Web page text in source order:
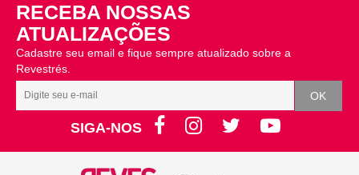
RECEBA NOSSAS
ATUALIZAÇÕES
Cadastre seu email e fique sempre atualizado sobre a
Revestrés.
SIGA-NOS